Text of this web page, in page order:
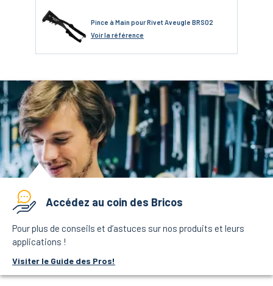
Pince à Main pour Rivet Aveugle BRS02
Voirla référence
Accédez au coin des Bricos
Pour plus de conseils et d’astuces sur nos produits et leurs
applications !
Visiter le Guide des Pros!